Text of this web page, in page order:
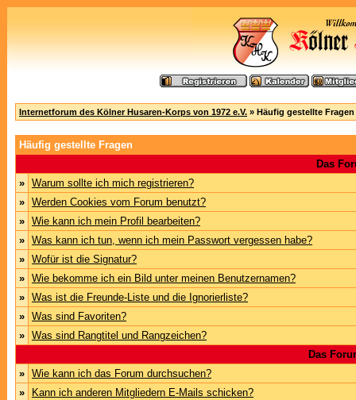
Internetforum des Kölner Husaren-Korps von 1972 e.V. » Häufig gestellte Fragen
Häufig gestellte Fragen
Das
» Warum sollte ich mich registrieren?
» Werden Cookies vom Forum benutzt?
» Wie kann ich mein Profil bearbeiten?
» Was kann ich tun, wenn ich mein Passwort vergessen habe?
» Wofür ist die Signatur?
» Wie bekomme ich ein Bild unter meinen Benutzernamen?
» Was ist die Freunde-Liste und die Ignorierliste?
» Was sind Favoriten?
» Was sind Rangtitel und Rangzeichen?
Das
» Wie kann ich das Forum durchsuchen?
»
Kann ich anderen Mitgliedern E-Mails schicken?